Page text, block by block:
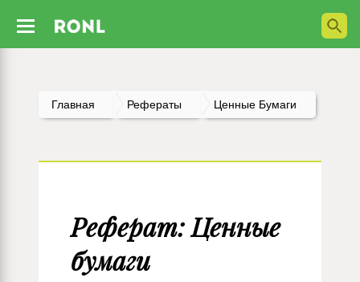
Главная Рефераты Ценные Бумаги
Реферат: Ценные
бумаги